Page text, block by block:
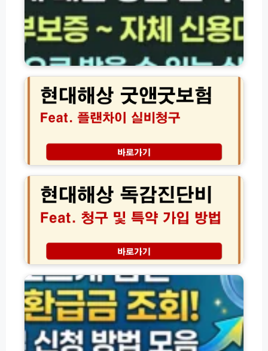
서
민
금
융
대
출
살
론
잇
돌
·
자
체
신
현
대
해
플
랜
만
기
환
급
금
│
내
아
대
해
청
구
및
특
약
가
방
은
환
급
금
조
회
및